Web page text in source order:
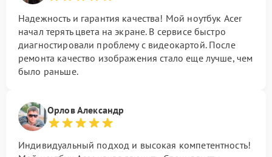
Надежность и гарантия качества! Мой ноутбук Acer
начал терять цвета на экране. В сервисе быстро
диагностировали проблему с видеокартой. После
ремонта качество изображения стало еще лучше, чем
было раньше.
Орлов Александр
Индивидуальный подход и высокая компетентность!